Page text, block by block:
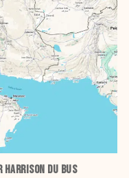
HARRISON DU BUS